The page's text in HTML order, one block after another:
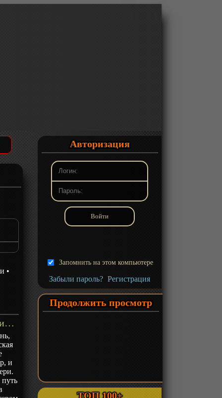
•
«Лазурное наследие» ТВ-1 - описание
и
Авторизация
Запомнить на этом компьютере
Забыли пароль? Регистрация
Продолжить просмотр
ТОП 100+